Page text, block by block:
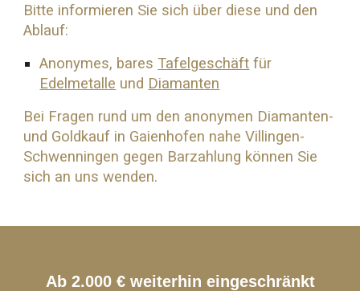
Bitte informieren Sie sich über diese und den
Ablauf:
Anonymes, bares Tafelgeschäft für
Edelmetalle und Diamanten
Bei Fragen rund um den anonymen Diamanten-
und Goldkauf in Gaienhofen nahe Villingen-
Schwenningen gegen Barzahlung können Sie
sich an uns wenden.
Ab 2.000 € weiterhin eingeschränkt